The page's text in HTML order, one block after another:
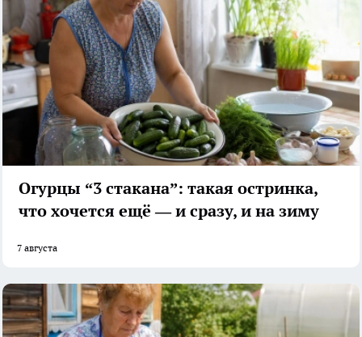
Огурцы “3 стакана”: такая остринка,
что хочется ещё — и сразу, и на зиму
7 августа